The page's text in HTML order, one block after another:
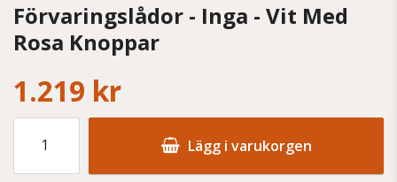
Förvaringslådor - Inga - Vit Med
Rosa Knoppar
1.219 kr
Lägg i varukorgen